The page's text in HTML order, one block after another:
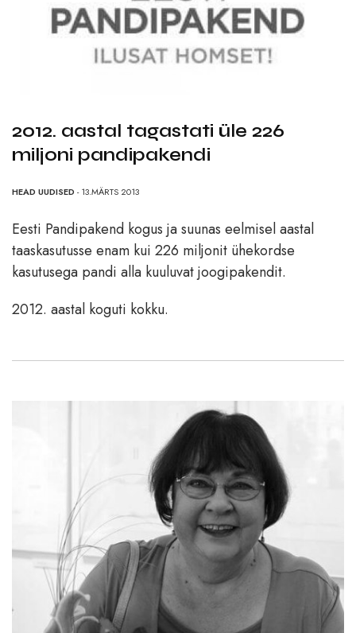
2012. aastal tagastati üle 226
miljoni pandipakendi
HEAD UUDISED - 13.MÄRTS 2013
Eesti Pandipakend kogus ja suunas eelmisel aastal
taaskasutusse enam kui 226 miljonit ühekordse
kasutusega pandi alla kuuluvat joogipakendit.
2012. aastal koguti kokku.